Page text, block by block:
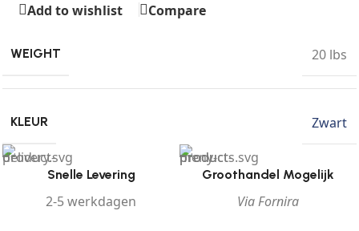
Add to wishlist
Compare
WEIGHT 20 lbs
KLEUR Zwart
Snelle Levering
2-5 werkdagen
Groothandel Mogelijk
Via Fornira